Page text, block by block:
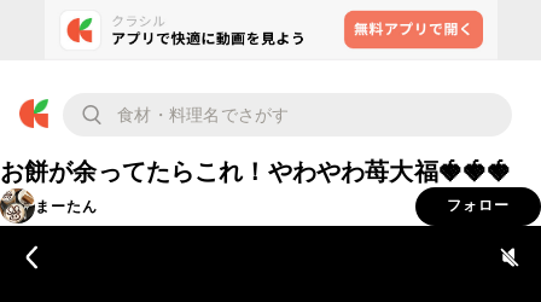
お餅が余ってたらこれ！やわやわ苺大福🍓🍓🍓
まーたん フォロー